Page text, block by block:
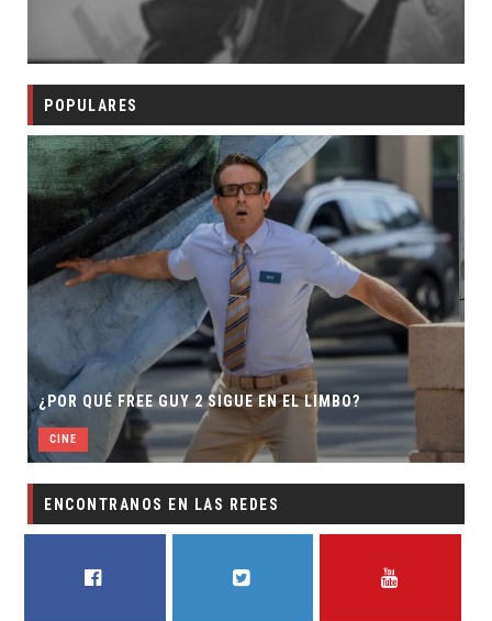
POPULARES
¿POR QUÉ FREE GUY 2 SIGUE EN EL LIMBO?
CINE
ENCONTRANOS EN LAS REDES